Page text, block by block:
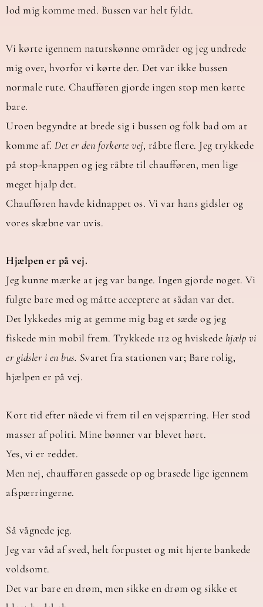
lod mig komme med. Bussen var helt fyldt.
Vi kørte igennem naturskønne områder og jeg undrede
mig over, hvorfor vi kørte der. Det var ikke bussen
normale rute. Chaufføren gjorde ingen stop men kørte
bare.
Uroen begyndte at brede sig i bussen og folk bad om at
komme af. Det er den forkerte vej, råbte flere. Jeg trykkede
på stop-knappen og jeg råbte til chaufføren, men lige
meget hjalp det.
Chaufføren havde kidnappet os. Vi var hans gidsler og
vores skæbne var uvis.
Hjælpen er på vej.
Jeg kunne mærke at jeg var bange. Ingen gjorde noget. Vi
fulgte bare med og måtte acceptere at sådan var det.
Det lykkedes mig at gemme mig bag et sæde og jeg
fiskede min mobil frem. Trykkede 112 og hviskede hjælp vi
er gidsler i en bus. Svaret fra stationen var; Bare rolig,
hjælpen er på vej.
Kort tid efter nåede vi frem til en vejspærring. Her stod
masser af politi. Mine bønner var blevet hørt.
Yes, vi er reddet.
Men nej, chaufføren gassede op og brasede lige igennem
afspærringerne.
Så vågnede jeg.
Jeg var våd af sved, helt forpustet og mit hjerte bankede
voldsomt.
Det var bare en drøm, men sikke en drøm og sikke et